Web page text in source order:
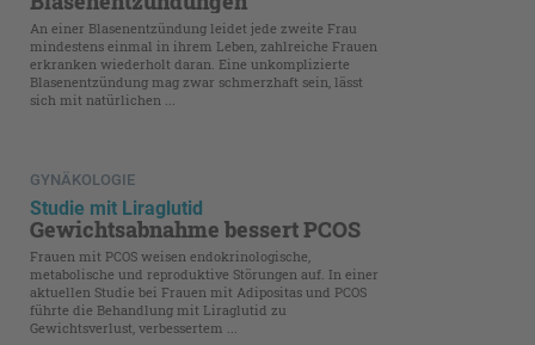
An einer Blasenentzündung leidet jede zweite Frau
mindestens einmal in ihrem Leben, zahlreiche Frauen
erkranken wiederholt daran. Eine unkomplizierte
Blasenentzündung mag zwar schmerzhaft sein, lässt
sich mit natürlichen ...
GYNÄKOLOGIE
Studie mit Liraglutid
Gewichtsabnahme bessert PCOS
Frauen mit PCOS weisen endokrinologische,
metabolische und reproduktive Störungen auf. In einer
aktuellen Studie bei Frauen mit Adipositas und PCOS
führte die Behandlung mit Liraglutid zu
Gewichtsverlust, verbessertem ...